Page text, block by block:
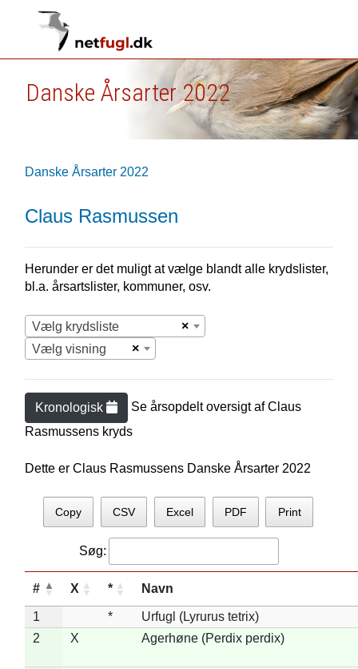
Danske Årsarter 2022
Danske Årsarter 2022
Claus Rasmussen
Herunder er det muligt at vælge blandt alle krydslister,
bl.a. årsartslister, kommuner, osv.
×
Vælg krydsliste
×
Vælg visning
Kronologisk Se årsopdelt oversigt afClaus
Rasmussens kryds
Dette er Claus Rasmussens Danske Årsarter 2022
Copy CSV Excel PDF Print
Søg:
# X * Navn
1 *
Urfugl (Lyrurus tetrix)
2
X Agerhøne (Perdix perdix)